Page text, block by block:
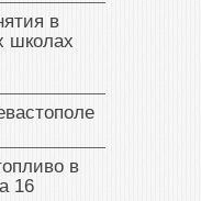
в
школах
в
16